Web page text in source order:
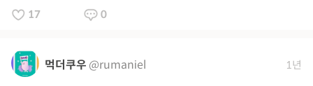
17 0
먹더쿠우 @rumaniel 1년